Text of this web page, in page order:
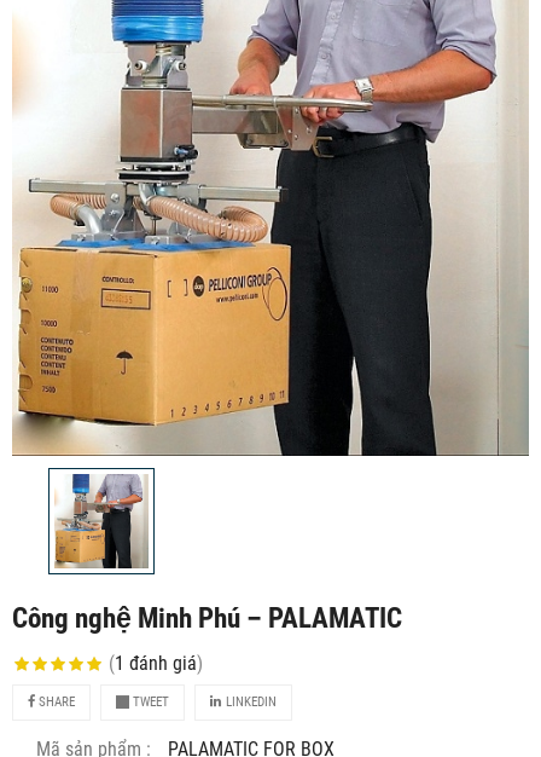
Công nghệ Minh Phú – PALAMATIC
(1 đánh giá)
SHARE TWEET LINKEDIN
Mã sản phẩm :
PALAMATIC FOR BOX